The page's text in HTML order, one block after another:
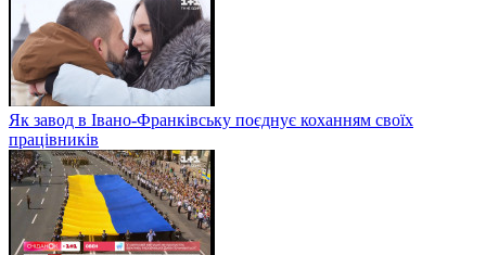
Як завод в Івано-Франківську поєднує коханням своїх
працівників